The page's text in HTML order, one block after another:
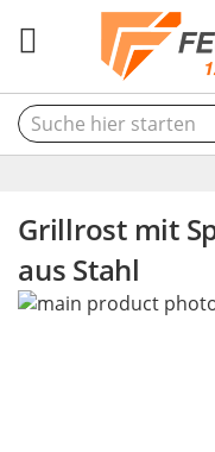
Grillrost mit
aus Stahl
Skip